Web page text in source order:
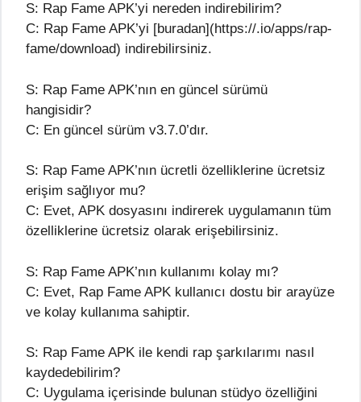
S: Rap Fame APK’yi nereden indirebilirim?
C: Rap Fame APK’yi [buradan](https://.io/apps/rap-
fame/download) indirebilirsiniz.
S: Rap Fame APK’nın en güncel sürümü
hangisidir?
C: En güncel sürüm v3.7.0’dır.
S: Rap Fame APK’nın ücretli özelliklerine ücretsiz
erişim sağlıyor mu?
C: Evet, APK dosyasını indirerek uygulamanın tüm
özelliklerine ücretsiz olarak erişebilirsiniz.
S: Rap Fame APK’nın kullanımı kolay mı?
C: Evet, Rap Fame APK kullanıcı dostu bir arayüze
ve kolay kullanıma sahiptir.
S: Rap Fame APK ile kendi rap şarkılarımı nasıl
kaydedebilirim?
C: Uygulama içerisinde bulunan stüdyo özelliğini